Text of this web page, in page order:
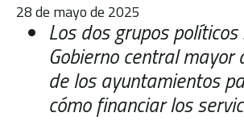
28 de mayo de 2025
Los dos grupos
Gobierno central mayor
de los ayuntamientos
cómo financiar los